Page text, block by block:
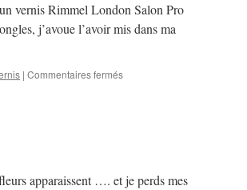
vernis Rimmel London Salon Pro
j’avoue l’avoir mis dans ma
| Commentaires fermés
apparaissent …. et je perds mes